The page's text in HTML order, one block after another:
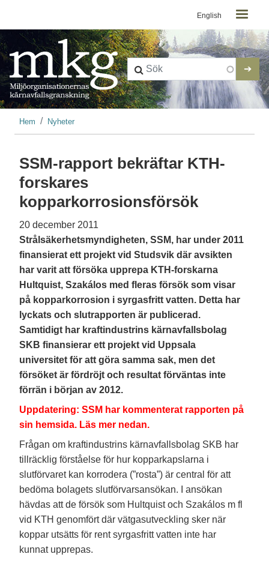
Kontaktmeny
English
Länkstig
Hem Nyheter
SSM-rapport bekräftar KTH-
forskares
kopparkorrosionsförsök
20 december 2011
Strålsäkerhetsmyndigheten, SSM, har under 2011
finansierat ett projekt vid Studsvik där avsikten
har varit att försöka upprepa KTH-forskarna
Hultquist, Szakálos med fleras försök som visar
på kopparkorrosion i syrgasfritt vatten. Detta har
lyckats och slutrapporten är publicerad.
Samtidigt har kraftindustrins kärnavfallsbolag
SKB finansierar ett projekt vid Uppsala
universitet för att göra samma sak, men det
försöket är fördröjt och resultat förväntas inte
förrän i början av 2012.
Uppdatering: SSM har kommenterat rapporten på
sin hemsida. Läs mer nedan.
Frågan om kraftindustrins kärnavfallsbolag SKB har
tillräcklig förståelse för hur kopparkapslarna i
slutförvaret kan korrodera (”rosta”) är central för att
bedöma bolagets slutförvarsansökan. I ansökan
hävdas att de försök som Hultquist och Szakálos m fl
vid KTH genomfört där vätgasutveckling sker när
koppar utsätts för rent syrgasfritt vatten inte har
kunnat upprepas.